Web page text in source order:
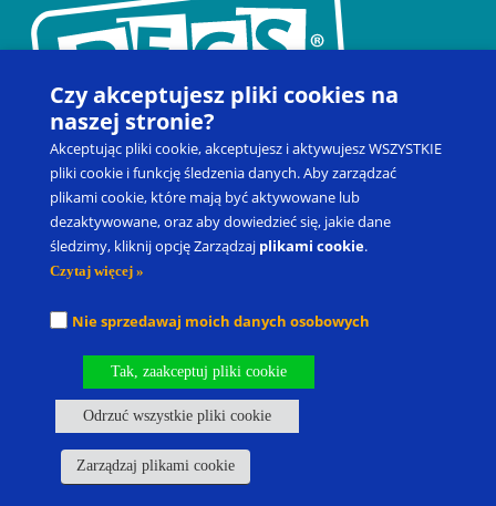
Kontakt Zapisz się na szkolenie Produkty
Moje konto Prawo do odstąpienia od umowy
Picture Exchange Communication System®, PECS®
Approach to Education
to zastrzeżone znaki towarowe spółki
Pyramid Educational Consultants, LLC.
Nasze oddziały
Kariera
Polityka Prywatności I Warunki Korzystania
Własność Intelektualna
Polityka dotycząca plików cookie
Zarządzaj plikami cookie
Czy akceptujesz pliki cookies na
naszej stronie?
Akceptując pliki cookie, akceptujesz i aktywujesz WSZYSTKIE
pliki cookie i funkcję śledzenia danych. Aby zarządzać
plikami cookie, które mają być aktywowane lub
dezaktywowane, oraz aby dowiedzieć się, jakie dane
śledzimy, kliknij opcję Zarządzaj plikami cookie.
Czytaj więcej »
Nie sprzedawaj moich danych osobowych
Tak, zaakceptuj pliki cookie
Odrzuć wszystkie pliki cookie
Zarządzaj plikami cookie
fbq('track', 'ViewContent', { content_ids: ['123'], content_type: